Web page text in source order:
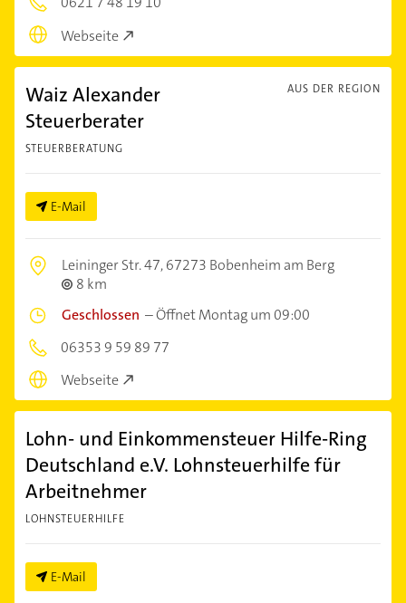
Webseite
AUS DER REGION
Waiz Alexander
Steuerberater
STEUERBERATUNG
E-Mail
Leininger Str. 47,67273 Bobenheim am Berg
8 km
Geschlossen –Öffnet Montag um 09:00
06353 9 59 89 77
Webseite
Lohn- und Einkommensteuer Hilfe-Ring
Deutschland e.V. Lohnsteuerhilfe für
Arbeitnehmer
LOHNSTEUERHILFE
E-Mail